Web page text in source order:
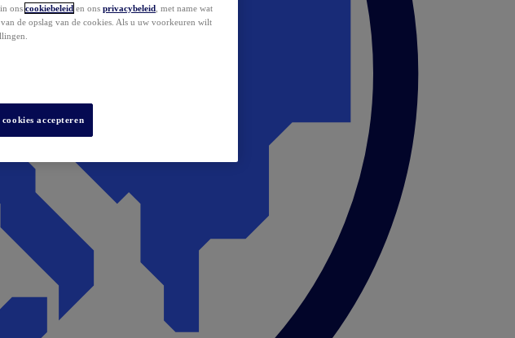
ons cookiebeleid en ons privacybeleid , met name wat
de opslag van de cookies. Als u uw voorkeuren wilt
accepteren